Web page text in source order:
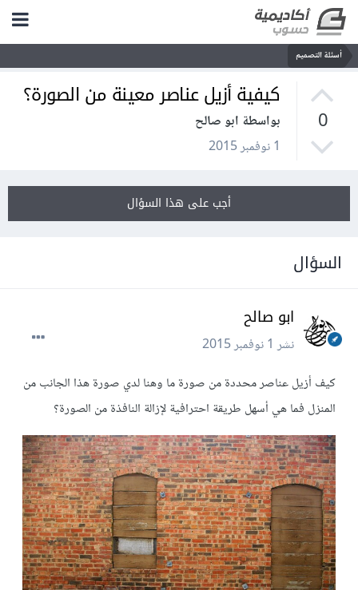
أسئلة التصميم
0
كيفية أزيل عناصر معينة من الصورة؟
بواسطة ابو صالح
1 نوفمبر 2015
أجب على هذا السؤال
السؤال
ابو صالح
نشر1 نوفمبر 2015
كيف أزيل عناصر محددة من صورة ما وهنا لدي صورة هذا الجانب من
المنزل فما هي أسهل طريقة احترافية لإزالة النافذة من الصورة؟